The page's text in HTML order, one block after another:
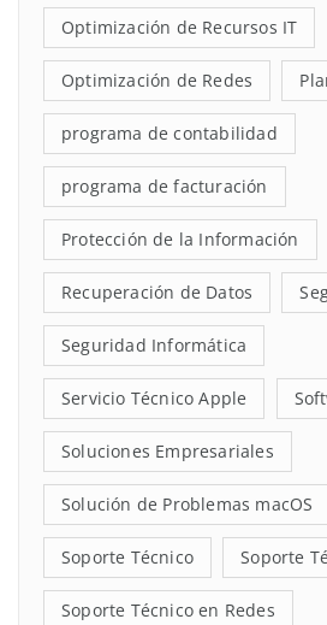
Optimización de Recursos IT
Optimización de Redes
programa de contabilidad
programa de facturación
Protección de la Información
Recuperación de Datos
Seguridad Informática
Servicio Técnico Apple
Soluciones Empresariales
Solución de Problemas macOS
Soporte Técnico Soporte
Soporte Técnico en Redes